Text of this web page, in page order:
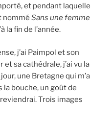
et pendant laquelle
nommé Sans une femme
la fin de l’année.
j’ai Paimpol et son
et sa cathédrale, j’ai vu la
une Bretagne qui m’a
la bouche, un goût de
Trois images